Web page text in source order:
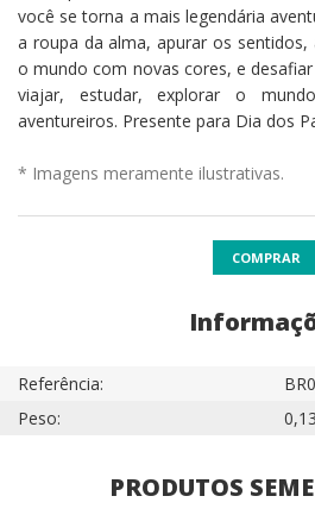
você se torna a mais legendária
a roupa da alma, apurar os
o mundo com novas cores, e
viajar, estudar, explorar o
aventureiros. Presente para Dia dos
* Imagens meramente ilustrativas.
COMPRAR
Referência:
Peso:
PRODUTOS